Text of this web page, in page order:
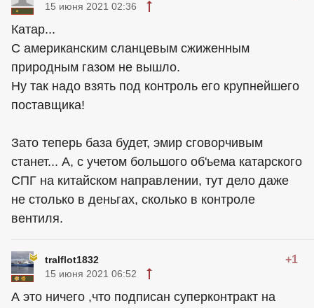
15 июня 2021 02:36
Катар...
С американским сланцевым сжиженным
природным газом не вышло.
Ну так надо взять под контроль его крупнейшего
поставщика!
Зато теперь база будет, эмир сговорчивым
станет... А, с учетом большого об'ьема катарского
СПГ на китайском направлении, тут дело даже
не столько в деньгах, сколько в контроле
вентиля.
tralflot1832 +1
15 июня 2021 06:52
А это ничего ,что подписан суперконтракт на